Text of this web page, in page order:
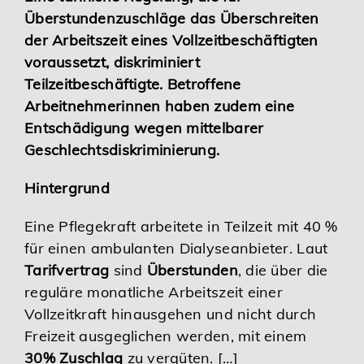
Karriere
Services
Überstundenzuschläge das Überschreiten
der Arbeitszeit eines Vollzeitbeschäftigten
voraussetzt, diskriminiert
Teilzeitbeschäftigte. Betroffene
Arbeitnehmerinnen haben zudem eine
Entschädigung wegen mittelbarer
Geschlechtsdiskriminierung.
Hintergrund
Eine Pflegekraft arbeitete in Teilzeit mit 40 %
für einen ambulanten Dialyseanbieter. Laut
Tarifvertrag sind Überstunden, die über die
reguläre monatliche Arbeitszeit einer
Vollzeitkraft hinausgehen und nicht durch
Freizeit ausgeglichen werden, mit einem
30% Zuschlag zu vergüten. […]